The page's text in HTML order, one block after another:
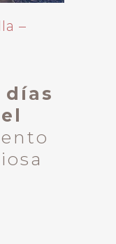
–
días